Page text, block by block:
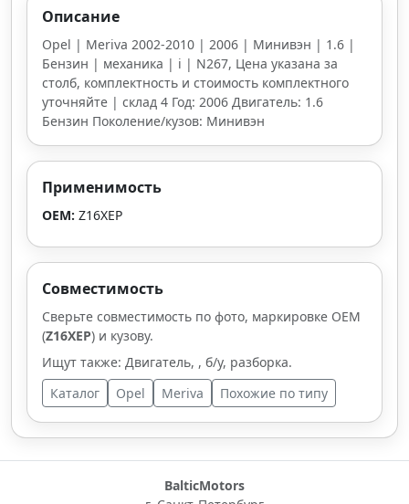
Описание
Opel | Meriva 2002-2010 | 2006 | Минивэн | 1.6 |
Бензин | механика | i | N267, Цена указана за
столб, комплектность и стоимость комплектного
уточняйте | склад 4 Год: 2006 Двигатель: 1.6
Бензин Поколение/кузов: Минивэн
Применимость
OEM: Z16XEP
Совместимость
Сверьте совместимость по фото, маркировке OEM
(Z16XEP) и кузову.
Ищут также: Двигатель, , б/у, разборка.
Каталог
Opel Meriva Похожие по типу
BalticMotors